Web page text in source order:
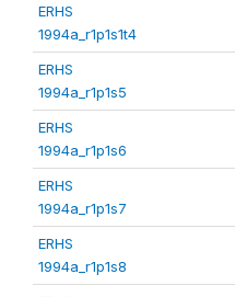
ERHS
1994a_r1p1s1t4
ERHS
1994a_r1p1s5
ERHS
1994a_r1p1s6
ERHS
1994a_r1p1s7
ERHS
1994a_r1p1s8